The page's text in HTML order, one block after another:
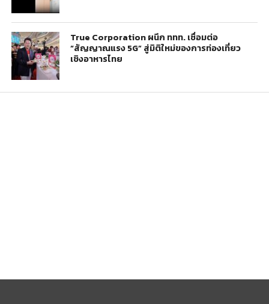
True Corporation ผนึก ททท. เชื่อมต่อ
“สัญญาณแรง 5G” สู่มิติใหม่ของการท่องเที่ยว
เชิงอาหารไทย